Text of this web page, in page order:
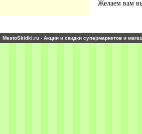
Желаем вам
MestoSkidki.ru - Акции и скидки супермаркетов и